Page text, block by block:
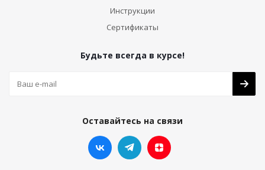
Инструкции
Сертификаты
Будьте всегда в курсе!
Оставайтесь на связи